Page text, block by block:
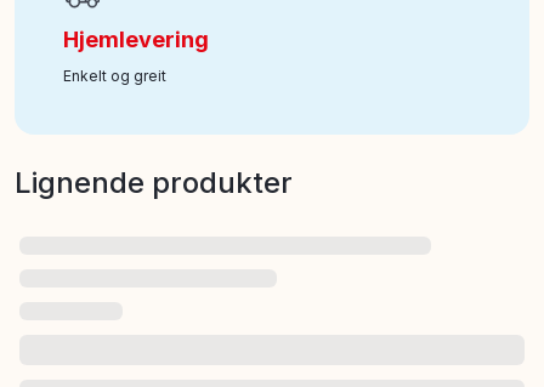
Hjemlevering
Enkelt og greit
Lignende produkter